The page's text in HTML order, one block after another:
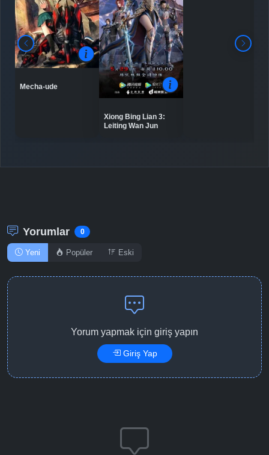
Bölüm No: 8 Detaylar
Bölüm No: 9 Detaylar İzle
Mecha-ude
Xiong Bing Lian 3:
Leiting Wan Jun
Yorumlar 0
Yeni Popüler Eski
Yorum yapmak için giriş yapın
Giriş Yap